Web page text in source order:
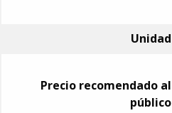
Unidad
Precio recomendado al
público